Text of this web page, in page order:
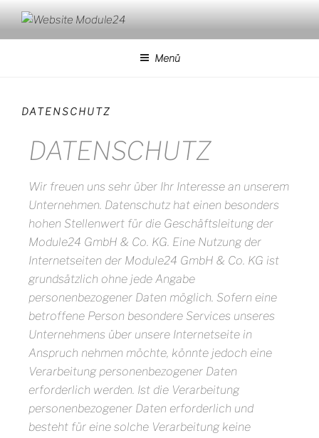
WEBSITE MODULE24
Menü
DATENSCHUTZ
DATENSCHUTZ
Wir freuen uns sehr über Ihr Interesse an unserem
Unternehmen. Datenschutz hat einen besonders
hohen Stellenwert für die Geschäftsleitung der
Module24 GmbH & Co. KG. Eine Nutzung der
Internetseiten der Module24 GmbH & Co. KG ist
grundsätzlich ohne jede Angabe
personenbezogener Daten möglich. Sofern eine
betroffene Person besondere Services unseres
Unternehmens über unsere Internetseite in
Anspruch nehmen möchte, könnte jedoch eine
Verarbeitung personenbezogener Daten
erforderlich werden. Ist die Verarbeitung
personenbezogener Daten erforderlich und
besteht für eine solche Verarbeitung keine